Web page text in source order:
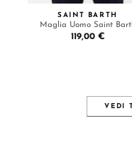
SAINT BARTH
Maglia Uomo Saint
119,00 €
VEDI